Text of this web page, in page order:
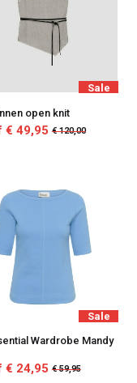
Sale
open knit
€ 49,95 € 120,00
Sale
Wardrobe Mandy
€ 24,95 € 59,95